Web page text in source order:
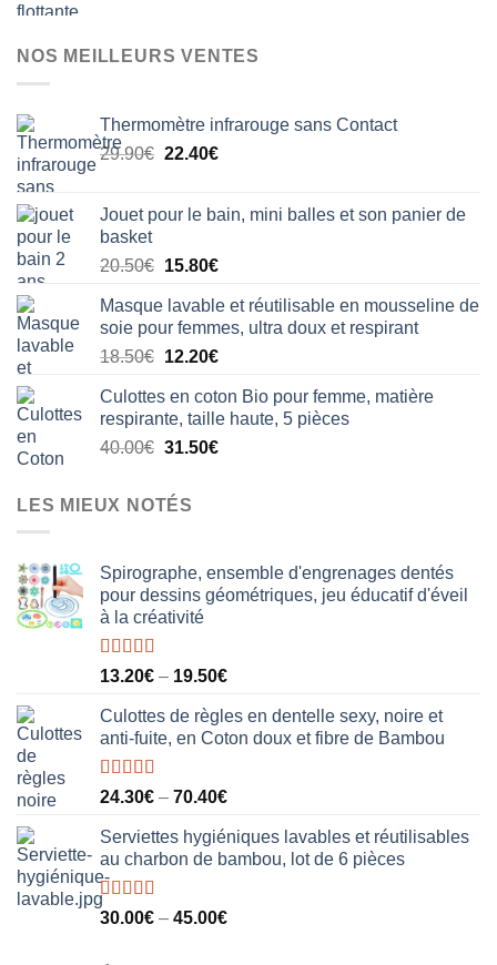
NOS MEILLEURS VENTES
Thermomètre infrarouge sans Contact
29.90€ Le
était :
22.40€Le
est :
Jouet pour le bain, mini balles et son panier de
basket
20.50€ Le
initial
était :
20.50€.
15.80€Le
actuel
est :
15.80€.
Masque lavable et réutilisable en mousseline de
soie pour femmes, ultra doux et respirant
18.50€ Le
initial
était :
18.50€.
12.20€Le
actuel
est :
12.20€.
Culottes en coton Bio pour femme, matière
respirante, taille haute, 5 pièces
40.00€ Le
initial
était :
31.50€Le
LES MIEUX NOTÉS
Spirographe, ensemble d'engrenages dentés
pour dessins géométriques, jeu éducatif d'éveil
à la créativité
Note5.00
13.20€ – 19.50€
Culottes de règles en dentelle sexy, noire et
anti-fuite, en Coton doux et fibre de Bambou
Note5.00
24.30€ – 70.40€
Serviettes hygiéniques lavables et réutilisables
au charbon de bambou, lot de 6 pièces
Note5.00
30.00€ – 45.00€